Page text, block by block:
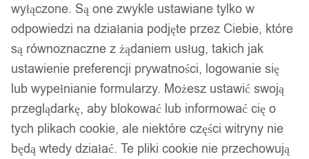
SZTUCZNA Roślina DRZEWKO
CYTRYNOWE Sztuczne 18x24cm
ŁADNE BONAI Doniczka
wyłączone. Są one zwykle ustawiane tylko w
odpowiedzi na działania podjęte przez Ciebie, które
są równoznaczne z żądaniem usług, takich jak
ustawienie preferencji prywatności, logowanie się
lub wypełnianie formularzy. Możesz ustawić swoją
przeglądarkę, aby blokować lub informować cię o
tych plikach cookie, ale niektóre części witryny nie
będą wtedy działać. Te pliki cookie nie przechowują